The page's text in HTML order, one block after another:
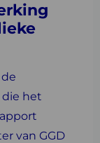
het
van GGD